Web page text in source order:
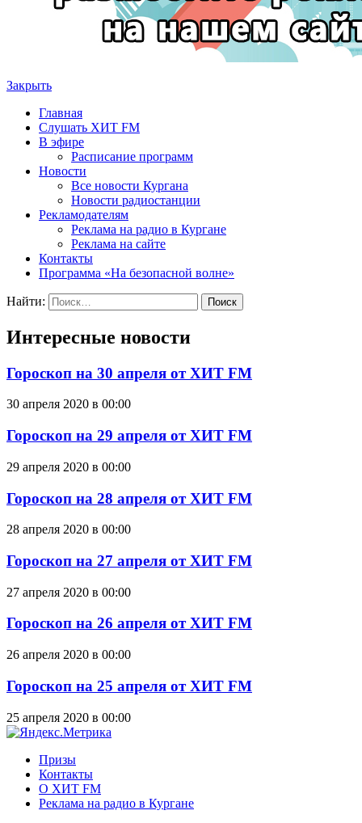
Закрыть
Главная
Слушать ХИТ FM
В эфире
Расписание программ
Новости
Все новости Кургана
Новости радиостанции
Рекламодателям
Реклама на радио в Кургане
Реклама на сайте
Контакты
Программа «На безопасной волне»
Найти:
Интересные новости
Гороскоп на 30 апреля от ХИТ FM
30 апреля 2020 в 00:00
Гороскоп на 29 апреля от ХИТ FM
29 апреля 2020 в 00:00
Гороскоп на 28 апреля от ХИТ FM
28 апреля 2020 в 00:00
Гороскоп на 27 апреля от ХИТ FM
27 апреля 2020 в 00:00
Гороскоп на 26 апреля от ХИТ FM
26 апреля 2020 в 00:00
Гороскоп на 25 апреля от ХИТ FM
25 апреля 2020 в 00:00
Призы
Контакты
О ХИТ FM
Реклама на радио в Кургане